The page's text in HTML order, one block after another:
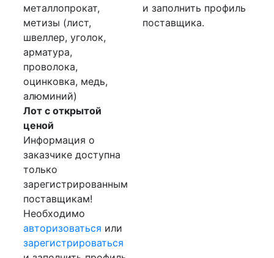
металлопрокат,
метизы (лист,
швеллер, уголок,
арматура,
проволока,
оцинковка, медь,
алюминий)
Лот с открытой
ценой
Информация о
заказчике доступна
только
зарегистрированным
поставщикам!
Необходимо
авторизоваться или
зарегистрироваться
и заполнить профиль
поставщика.